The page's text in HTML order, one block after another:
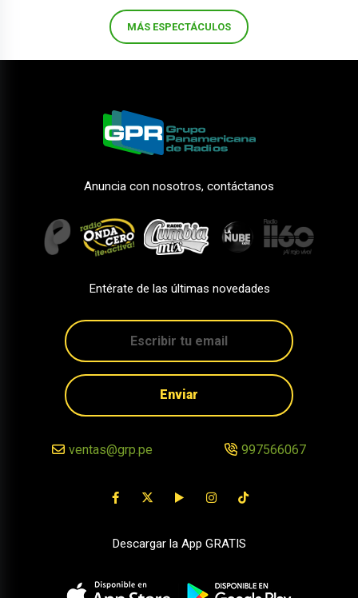
MÁS ESPECTÁCULOS
Anuncia con nosotros, contáctanos
Entérate de las últimas novedades
Enviar
ventas@grp.pe 997566067
Descargar la App GRATIS